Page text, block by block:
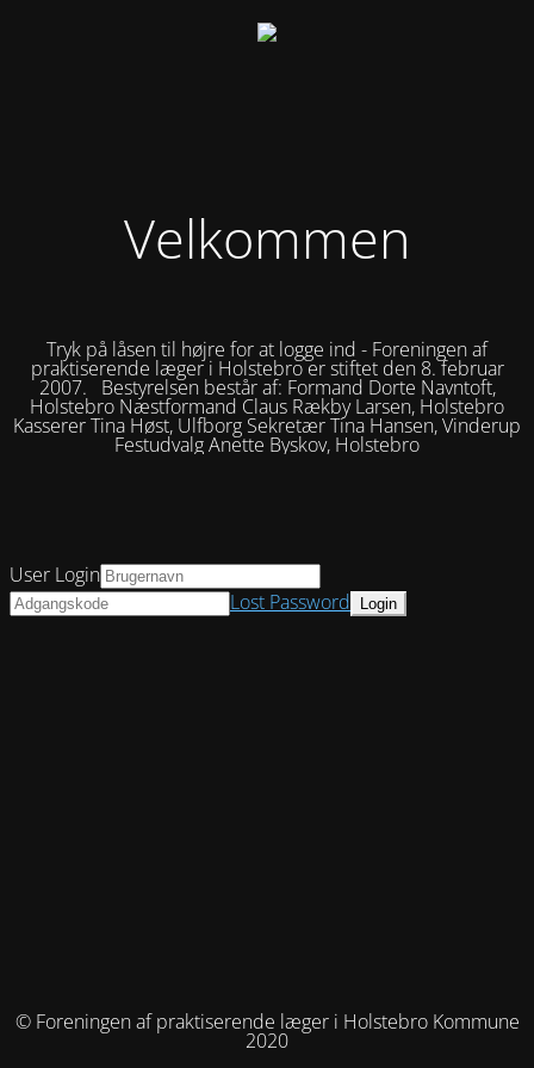
Velkommen
Tryk på låsen til højre for at logge ind - Foreningen af
praktiserende læger i Holstebro er stiftet den 8. februar
2007. Bestyrelsen består af: Formand Dorte Navntoft,
Holstebro Næstformand Claus Rækby Larsen, Holstebro
Kasserer Tina Høst, Ulfborg Sekretær Tina Hansen, Vinderup
Festudvalg Anette Byskov, Holstebro
© Foreningen af praktiserende læger i Holstebro Kommune
2020
User Login
Lost Password